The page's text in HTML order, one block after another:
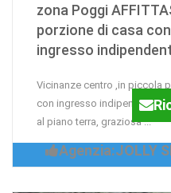
zona Poggi
porzione di casa con
ingresso
Vicinanze centro ,in piccola
con ingresso
al piano terra, graziosa ...
Agenzia:JOLLY